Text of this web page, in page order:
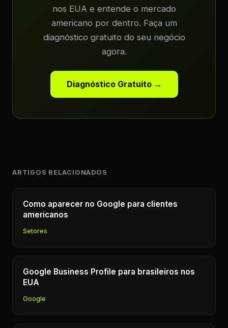
nos EUA e entende o mercado
americano por dentro. Faça um
diagnóstico gratuito do seu negócio
agora.
Diagnóstico Gratuito →
ARTIGOS RELACIONADOS
Como aparecer no Google para clientes
americanos
Setores
Google Business Profile para brasileiros nos
EUA
Google